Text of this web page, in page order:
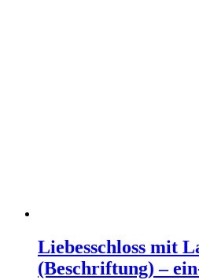
Liebesschloss mit
(Beschriftung) –